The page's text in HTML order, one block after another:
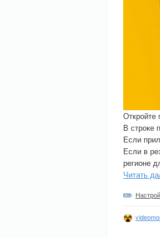
Откройте
В строке
Если
Если в
регионе
Читать